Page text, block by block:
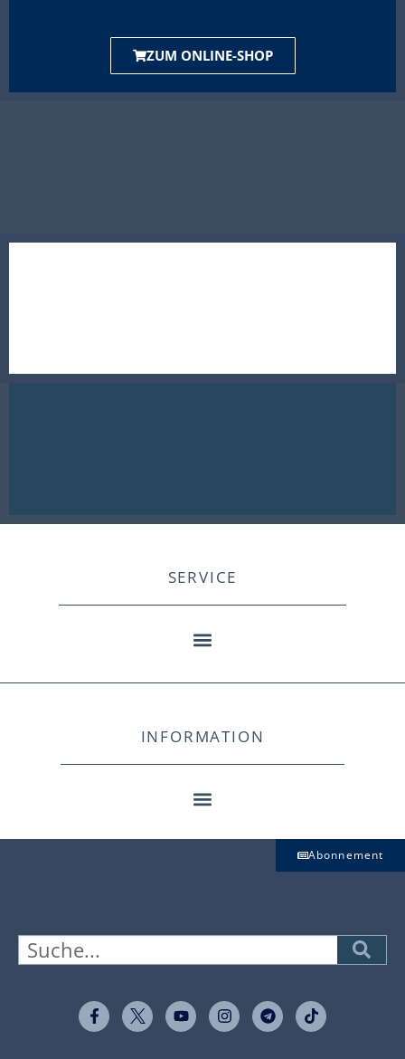
ZUM ONLINE-SHOP
SERVICE
INFORMATION
Abonnement